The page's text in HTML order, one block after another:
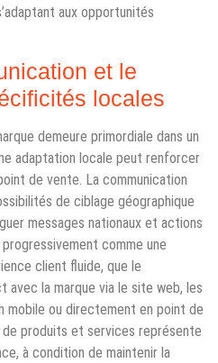
aux opportunités
et le
locales
demeure primordiale dans un
adaptation locale peut renforcer
de vente. La communication
de ciblage géographique
messages nationaux et actions
progressivement comme une
client fluide, que le
la marque via le site web, les
mobile ou directement en point de
de produits et services représente
à condition de maintenir la